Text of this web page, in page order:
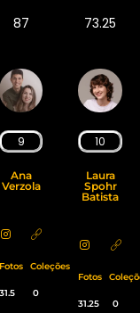
87 73.25
9
Ana
Verzola
Fotos Coleções
31.5 0
10
Laura
Spohr
Batista
Fotos
31.25 0